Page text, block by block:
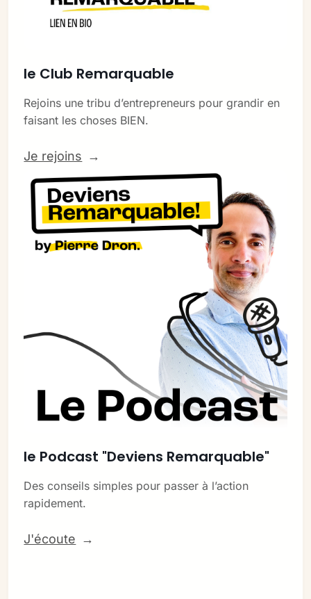
le Club Remarquable
Rejoins une tribu d’entrepreneurs pour grandir en
faisant les choses BIEN.
Je rejoins
le Podcast "Deviens Remarquable"
Des conseils simples pour passer à l’action
rapidement.
J'écoute